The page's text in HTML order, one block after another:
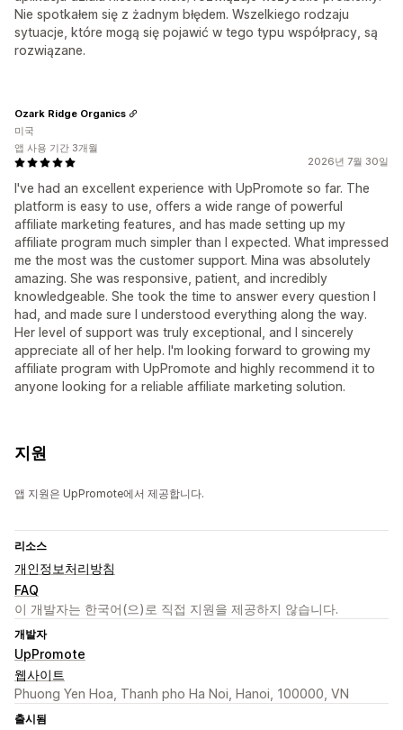
Nie spotkałem się z żadnym błędem. Wszelkiego rodzaju
sytuacje, które mogą się pojawić w tego typu współpracy, są
rozwiązane.
2026년 7월 30일
I've had an excellent experience with UpPromote so far. The
platform is easy to use, offers a wide range of powerful
affiliate marketing features, and has made setting up my
affiliate program much simpler than I expected. What impressed
me the most was the customer support. Mina was absolutely
amazing. She was responsive, patient, and incredibly
knowledgeable. She took the time to answer every question I
had, and made sure I understood everything along the way.
Her level of support was truly exceptional, and I sincerely
appreciate all of her help. I'm looking forward to growing my
affiliate program with UpPromote and highly recommend it to
anyone looking for a reliable affiliate marketing solution.
Ozark Ridge Organics
미국
앱 사용 기간 3개월
지원
앱 지원은 UpPromote에서 제공합니다.
리소스
개인정보처리방침
FAQ
이 개발자는 한국어(으)로 직접 지원을 제공하지 않습니다.
개발자
UpPromote
웹사이트
Phuong Yen Hoa, Thanh pho Ha Noi, Hanoi, 100000, VN
출시됨